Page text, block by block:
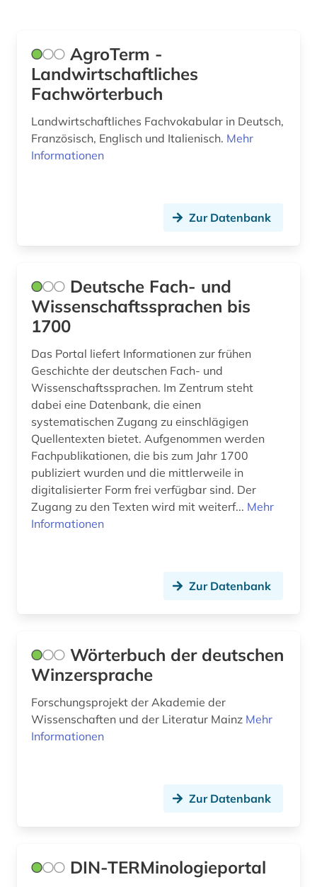
Virtuelle Fachbibliotheken (0)
Werkstoffwissenschaften und
Wirtschaftswissenschaften (0)
AgroTerm -
Landwirtschaftliches
Fachwörterbuch
Landwirtschaftliches Fachvokabular in Deutsch,
Französisch, Englisch und Italienisch. Mehr
Informationen
Zur Datenbank
Deutsche Fach- und
Wissenschaftssprachen bis
1700
Das Portal liefert Informationen zur frühen
Geschichte der deutschen Fach- und
Wissenschaftssprachen. Im Zentrum steht
dabei eine Datenbank, die einen
systematischen Zugang zu einschlägigen
Quellentexten bietet. Aufgenommen werden
Fachpublikationen, die bis zum Jahr 1700
publiziert wurden und die mittlerweile in
digitalisierter Form frei verfügbar sind. Der
Zugang zu den Texten wird mit weiterf... Mehr
Informationen
Zur Datenbank
Wörterbuch der deutschen
Winzersprache
Forschungsprojekt der Akademie der
Wissenschaften und der Literatur Mainz Mehr
Informationen
Zur Datenbank
DIN-TERMinologieportal